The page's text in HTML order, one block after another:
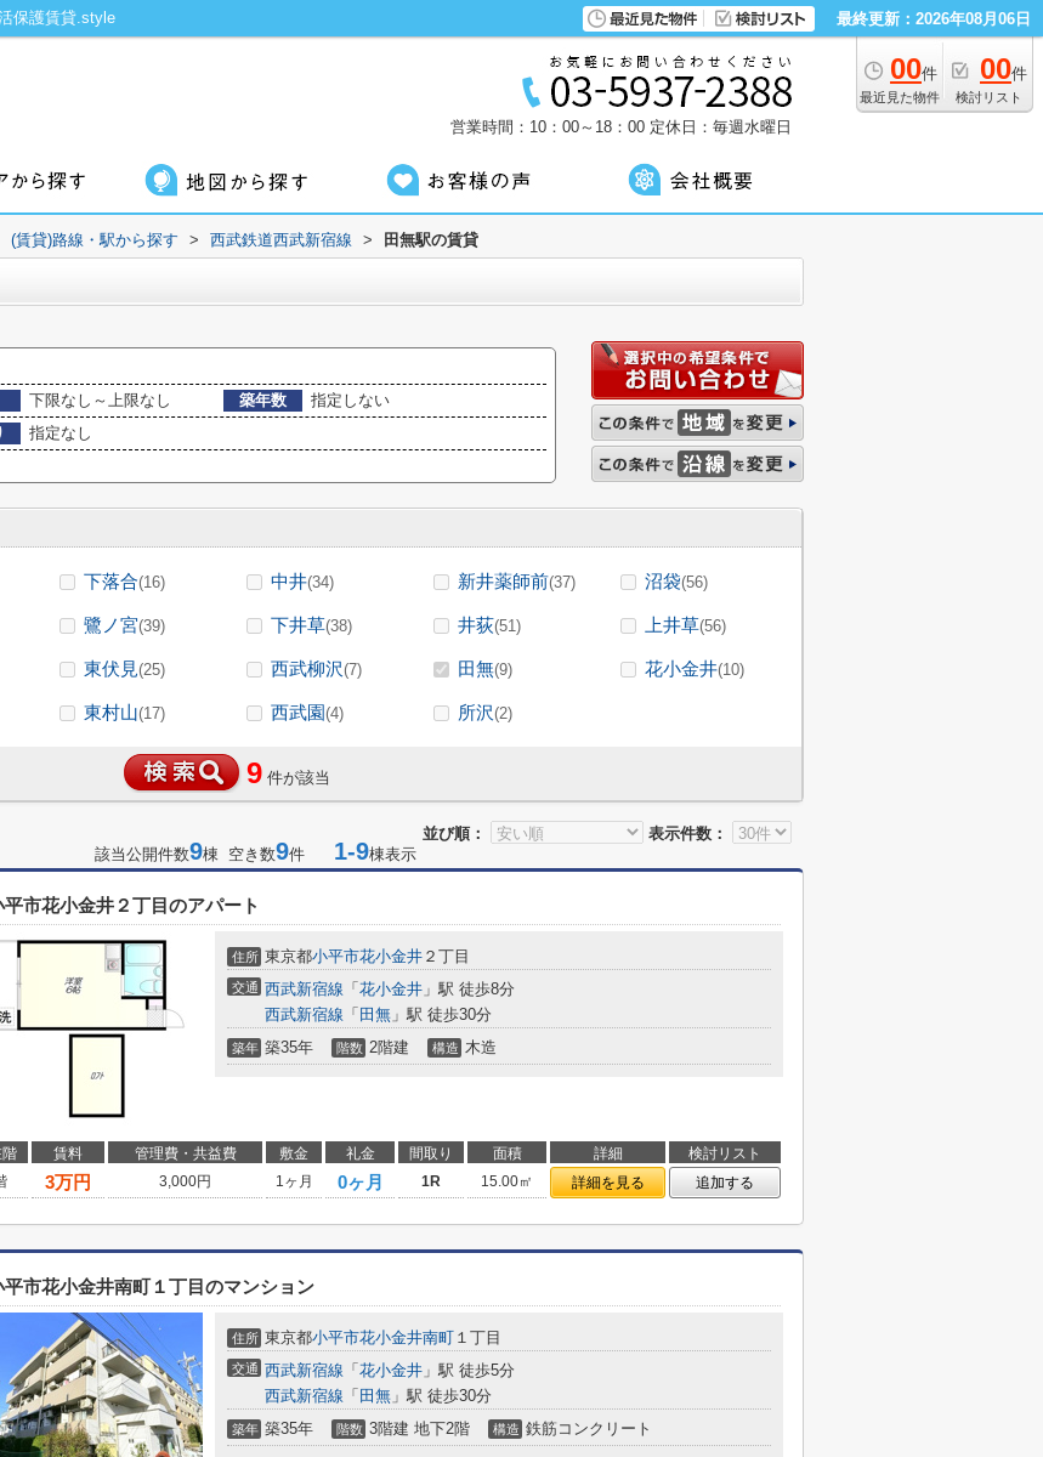
保護賃貸.style 最終更新：2026年08月06日
00件
最近見た物件
00件
検討リスト
営業時間：10：00～18：00 定休日：毎週水曜日
(賃貸)路線・駅から探す > 西武鉄道西武新宿線 > 田無駅の賃貸
下限なし～上限なし 築年数
指定しない
指定なし
下落合(16) 中井(34) 新井薬師前(37) 沼袋(56)
鷺ノ宮(39) 下井草(38) 井荻(51) 上井草(56)
東伏見(25) 西武柳沢(7) 田無(9) 花小金井(10)
東村山(17) 西武園(4) 所沢(2)
9 件が該当
並び順：
表示件数：
該当公開件数9棟 空き数9件 1-9棟表示
平市花小金井２丁目のアパート
住所 東京都小平市花小金井 ２丁目
交通 西武新宿線 「 花小金井 」駅 徒歩8分
西武新宿線 「 田無 」駅 徒歩30分
築年 築35年 階数 2階建 構造 木造
階 賃料 管理費・共益費 敷金 礼金 間取り 面積 詳細
検討リスト
3万円 3,000円 1ヶ月 0ヶ月 1R 15.00㎡ 詳細を見る 追加する
平市花小金井南町１丁目のマンション
住所 東京都小平市花小金井南町 １丁目
交通 西武新宿線 「 花小金井 」駅 徒歩5分
西武新宿線 「 田無 」駅 徒歩30分
築年 築35年 階数 3階建 地下2階 構造 鉄筋コンクリート